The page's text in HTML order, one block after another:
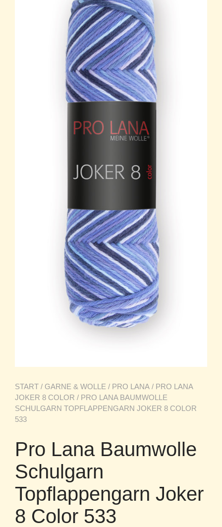
START / GARNE & WOLLE / PRO LANA / PRO LANA
JOKER 8 COLOR / PRO LANA BAUMWOLLE
SCHULGARN TOPFLAPPENGARN JOKER 8 COLOR
533
Pro Lana Baumwolle
Schulgarn
Topflappengarn Joker
8 Color 533